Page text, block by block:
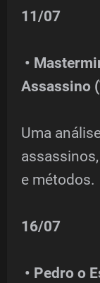
11/07
•
Assassino
Uma
e métodos.
16/07
• Pedro o